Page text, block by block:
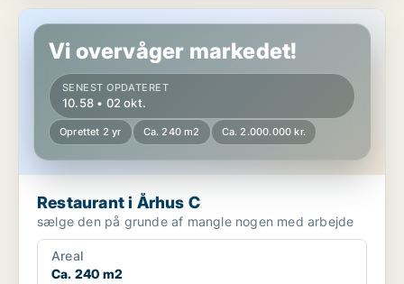
Restaurant i Århus C
Vi overvåger markedet!
SENEST OPDATERET
10.58 • 02 okt.
Oprettet 2 yr Ca. 240 m2 Ca. 2.000.000 kr.
Restaurant i Århus C
sælge den på grunde af mangle nogen med arbejde
Areal
Ca. 240 m2